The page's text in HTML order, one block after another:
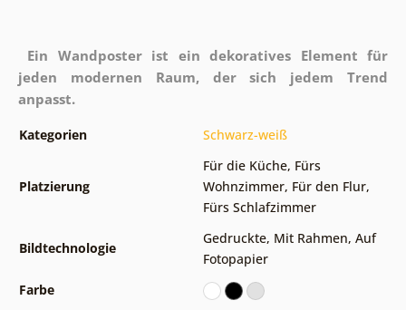
Ein Wandposter ist ein dekoratives Element für
jeden modernen Raum, der sich jedem Trend
anpasst.
Kategorien Schwarz-weiß
Platzierung
Für die Küche, Fürs
Wohnzimmer, Für den Flur,
Fürs Schlafzimmer
Bildtechnologie
Gedruckte, Mit Rahmen, Auf
Fotopapier
Farbe